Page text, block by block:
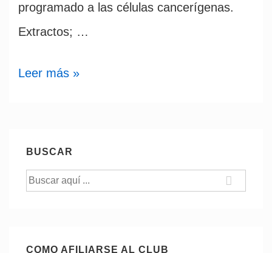
programado a las células cancerígenas.
Extractos; …
El
un
enorme
potencial
Leer más »
BUSCAR
Buscar
por:
COMO AFILIARSE AL CLUB